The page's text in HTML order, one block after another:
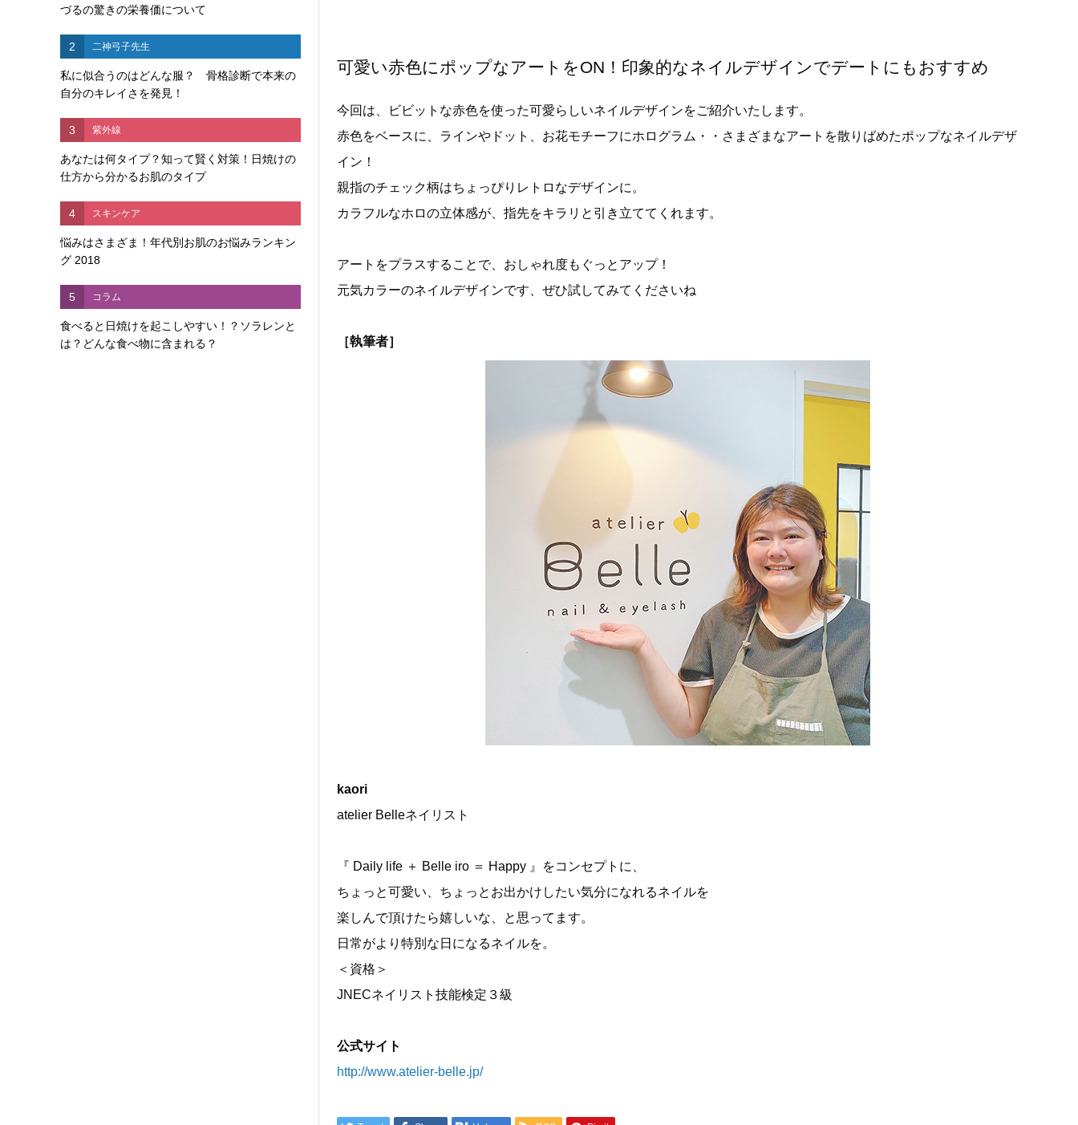
可愛い赤色にポップなアートをON！印象的なネイルデザインでデートにもおすすめ
今回は、ビビットな赤色を使った可愛らしいネイルデザインをご紹介いたします。
赤色をベースに、ラインやドット、お花モチーフにホログラム・・さまざまなアートを散りばめたポップなネイルデザ
イン！
親指のチェック柄はちょっぴりレトロなデザインに。
カラフルなホロの立体感が、指先をキラリと引き立ててくれます。
アートをプラスすることで、おしゃれ度もぐっとアップ！
元気カラーのネイルデザインです、ぜひ試してみてくださいね
［執筆者］
kaori
atelier Belleネイリスト
『 Daily life ＋ Belle iro ＝ Happy 』をコンセプトに、
ちょっと可愛い、ちょっとお出かけしたい気分になれるネイルを
楽しんで頂けたら嬉しいな、と思ってます。
日常がより特別な日になるネイルを。
＜資格＞
JNECネイリスト技能検定３級
公式サイト
http://www.atelier-belle.jp/
づるの驚きの栄養価について
2 二神弓子先生
私に似合うのはどんな服？ 骨格診断で本来の
自分のキレイさを発見！
3 紫外線
あなたは何タイプ？知って賢く対策！日焼けの
仕方から分かるお肌のタイプ
4 スキンケア
悩みはさまざま！年代別お肌のお悩みランキン
グ 2018
5 コラム
食べると日焼けを起こしやすい！？ソラレンと
は？どんな食べ物に含まれる？